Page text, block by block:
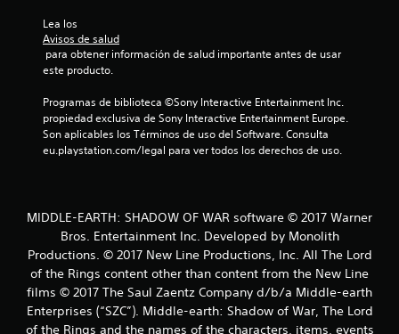
i
o
n
e
Lea los
Avisos de salud
este producto.
Programas de biblioteca ©Sony Interactive Entertainment Inc.
propiedad exclusiva de Sony Interactive Entertainment Europe.
Son aplicables los Términos de uso del Software. Consulta
eu.playstation.com/legal para ver todos los derechos de uso.
MIDDLE-EARTH: SHADOW OF WAR software © 2017 Warner
Bros. Entertainment Inc. Developed by Monolith
Productions. © 2017 New Line Productions, Inc. All The Lord
of the Rings content other than content from the New Line
films © 2017 The Saul Zaentz Company d/b/a Middle-earth
Enterprises (“SZC”). Middle-earth: Shadow of War, The Lord
of the Rings and the names of the characters, items, events